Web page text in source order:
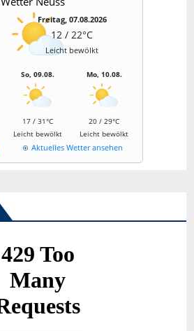
Freitag, 07.08.2026
12 / 22°C
Leicht bewölkt
So, 09.08.
17 / 31°C
Leicht bewölkt
Mo, 10.08.
20 / 29°C
Leicht bewölkt
Aktuelles Wetter ansehen